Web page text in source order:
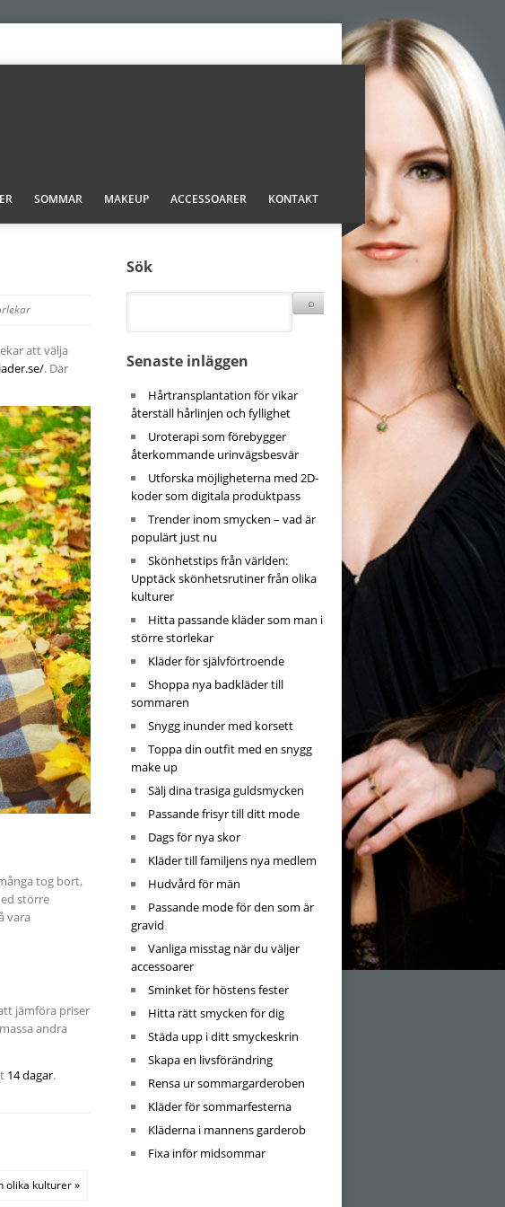
SOMMAR MAKEUP ACCESSOARER KONTAKT
att välja
. Där
tog bort,
större
vara
jämföra priser
andra
14 dagar.
olika kulturer »
Sök
Senaste inläggen
Hårtransplantation för vikar
återställ hårlinjen och fyllighet
Uroterapi som förebygger
återkommande urinvägsbesvär
Utforska möjligheterna med 2D-
koder som digitala produktpass
Trender inom smycken – vad är
populärt just nu
Skönhetstips från världen:
Upptäck skönhetsrutiner från olika
kulturer
Hitta passande kläder som man i
större storlekar
Kläder för självförtroende
Shoppa nya badkläder till
sommaren
Snygg inunder med korsett
Toppa din outfit med en snygg
make up
Sälj dina trasiga guldsmycken
Passande frisyr till ditt mode
Dags för nya skor
Kläder till familjens nya medlem
Hudvård för män
Passande mode för den som är
gravid
Vanliga misstag när du väljer
accessoarer
Sminket för höstens fester
Hitta rätt smycken för dig
Städa upp i ditt smyckeskrin
Skapa en livsförändring
Rensa ur sommargarderoben
Kläder för sommarfesterna
Kläderna i mannens garderob
Fixa inför midsommar